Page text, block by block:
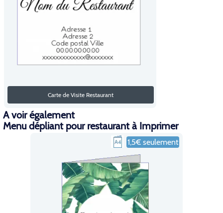
Carte de Visite Restaurant
A voir également
Menu dépliant pour restaurant à Imprimer
1,5€ seulement